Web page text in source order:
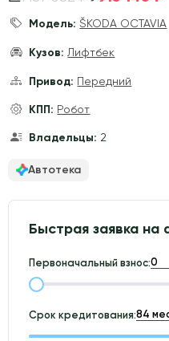
Модель: ŠKODA OCTAVIA
Кузов: Лифтбек
Привод: Передний
КПП: Робот
Владельцы: 2
Автотека
Быстрая заявка на
Первоначальный взнос:
Срок кредитования: